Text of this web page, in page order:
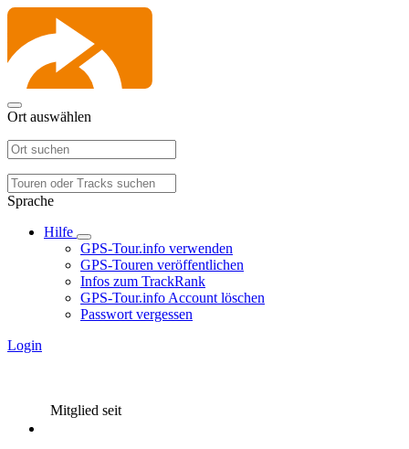
Ort auswählen
Sprache
Hilfe
GPS-Tour.info verwenden
GPS-Touren veröffentlichen
Infos zum TrackRank
GPS-Tour.info Account löschen
Passwort vergessen
Login
Mitglied seit